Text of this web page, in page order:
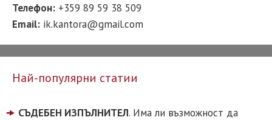
Телефон: +359 89 59 38 509
Email: ik.kantora@gmail.com
Най-популярни статии
СЪДЕБЕН ИЗПЪЛНИТЕЛ. Има ли възможност да